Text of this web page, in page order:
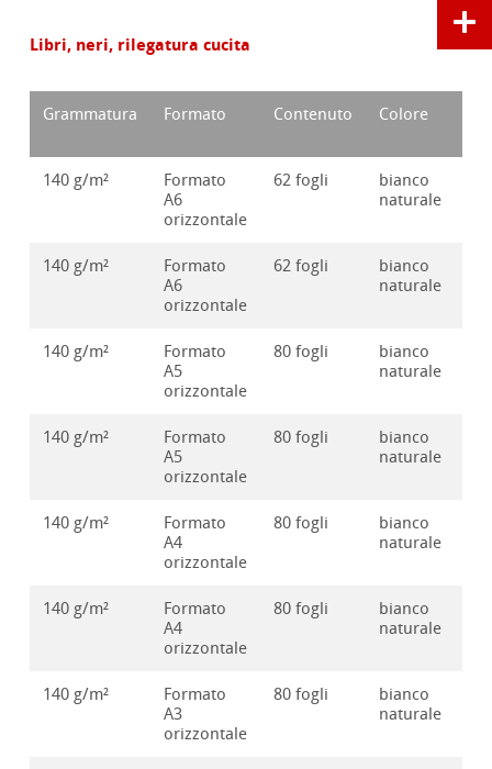
Libri, neri, rilegatura cucita
Grammatura Formato Contenuto Colore
140 g/m²
Formato
A6
orizzontale
62 fogli
bianco
naturale
140 g/m²
Formato
A6
orizzontale
62 fogli
bianco
naturale
140 g/m²
Formato
A5
orizzontale
80 fogli
bianco
naturale
140 g/m²
Formato
A5
orizzontale
80 fogli
bianco
naturale
140 g/m²
Formato
A4
orizzontale
80 fogli
bianco
naturale
140 g/m²
Formato
A4
orizzontale
80 fogli
bianco
naturale
140 g/m²
Formato
A3
orizzontale
80 fogli
bianco
naturale